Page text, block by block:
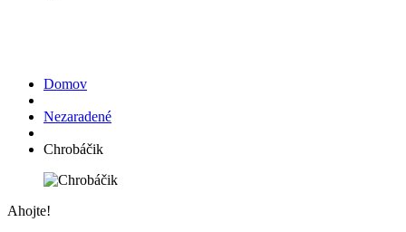
Domov
Nezaradené
Chrobáčik
Ahojte!